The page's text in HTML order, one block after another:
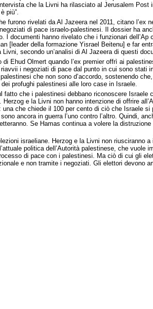
che la Livni ha rilasciato al Jerusalem
più”.
rivelati da Al Jazeera nel 2011, citano l’ex
di pace israelo-palestinesi. Il dossier ha
hanno rivelato che i funzionari
[leader della formazione Yisrael Beitenu] e far
secondo un’analisi di Al Jazeera di questi
Ehud Olmert quando l’ex premier offrì ai
i negoziati di pace dal punto in cui sono
che non sono d’accordo, sostenendo
profughi palestinesi alle loro case in Israele.
che i palestinesi debbano riconoscere
e la Livni non hanno intenzione di offrire
che chiede il 100 per cento di ciò che Israele
ancora in guerra l’uno contro l’altro. Quindi,
Se Hamas continua a volere la
israeliane. Herzog e la Livni non riusciranno
politica dell’Autorità palestinese, che vuole
di pace con i palestinesi. Ma ciò di cui gli
e non tramite i negoziati. Gli elettori devono